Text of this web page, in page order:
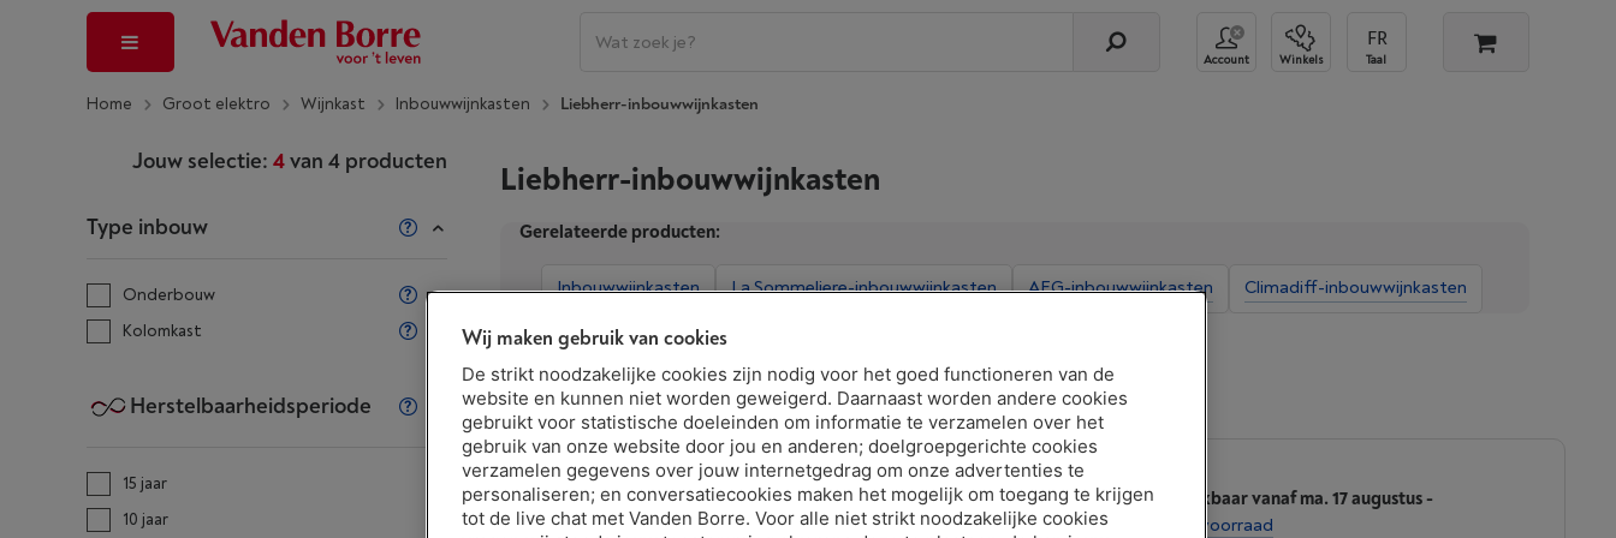
Account Winkels Taal
Home Groot elektro Wijnkast Inbouwwijnkasten Liebherr-inbouwwijnkasten
Jouw selectie: 4van 4producten
Type inbouw
Onderbouw
Kolomkast
Herstelbaarheidsperiode
15 jaar
10 jaar
Liebherr-inbouwwijnkasten
Gerelateerde producten:
Inbouwwijnkasten La Sommeliere-inbouwwijnkasten AEG-inbouwwijnkasten Climadiff-inbouwwijnkasten
Extra kenmerken tonen
LIEBHERR WKEES 553 GRANDCRU Beschikbaar vanaf ma. 17 augustus-
Bekijk voorraad
Wij maken gebruik van cookies
De strikt noodzakelijke cookies zijn nodig voor het goed functioneren van de
website en kunnen niet worden geweigerd. Daarnaast worden andere cookies
gebruikt voor statistische doeleinden om informatie te verzamelen over het
gebruik van onze website door jou en anderen; doelgroepgerichte cookies
verzamelen gegevens over jouw internetgedrag om onze advertenties te
personaliseren; en conversatiecookies maken het mogelijk om toegang te krijgen
tot de live chat met Vanden Borre. Voor alle niet strikt noodzakelijke cookies